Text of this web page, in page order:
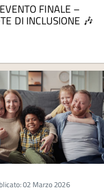
FINALE –
DI INCLUSIONE 🎶
02 Marzo 2026